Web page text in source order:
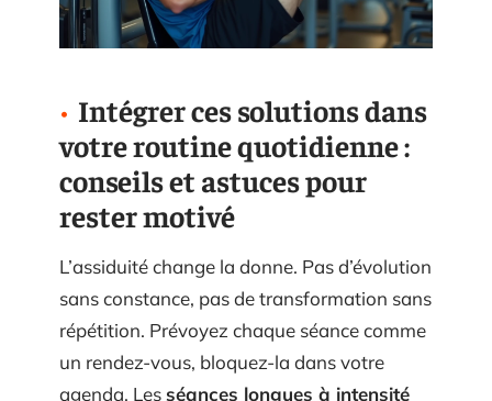
Intégrer ces solutions dans
votre routine quotidienne :
conseils et astuces pour
rester motivé
L’assiduité change la donne. Pas d’évolution
sans constance, pas de transformation sans
répétition. Prévoyez chaque séance comme
un rendez-vous, bloquez-la dans votre
agenda. Lesséances longues à intensité